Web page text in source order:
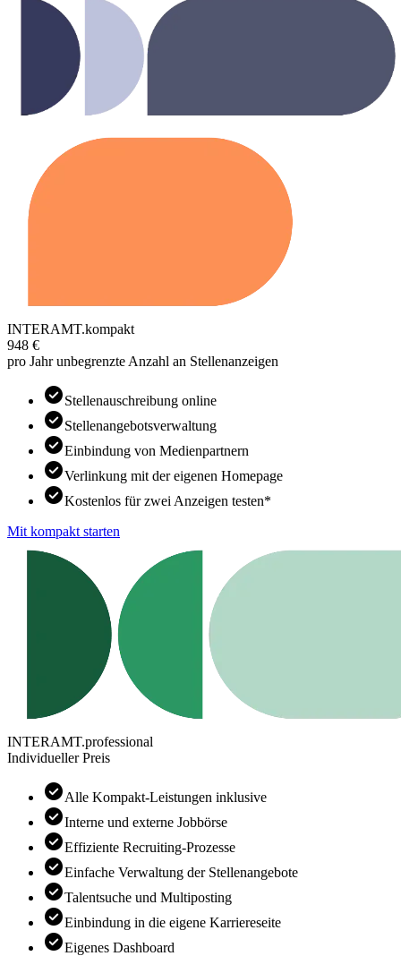
INTERAMT.kompakt
948 €
pro Jahr unbegrenzte Anzahl an Stellenanzeigen
check_circleStellenauschreibung online
check_circleStellenangebotsverwaltung
check_circleEinbindung von Medienpartnern
check_circleVerlinkung mit der eigenen Homepage
check_circleKostenlos für zwei Anzeigen testen*
Mit kompakt starten
INTERAMT.professional
Individueller Preis
check_circleAlle Kompakt-Leistungen inklusive
check_circleInterne und externe Jobbörse
check_circleEffiziente Recruiting-Prozesse
check_circleEinfache Verwaltung der Stellenangebote
check_circleTalentsuche und Multiposting
check_circleEinbindung in die eigene Karriereseite
check_circleEigenes Dashboard